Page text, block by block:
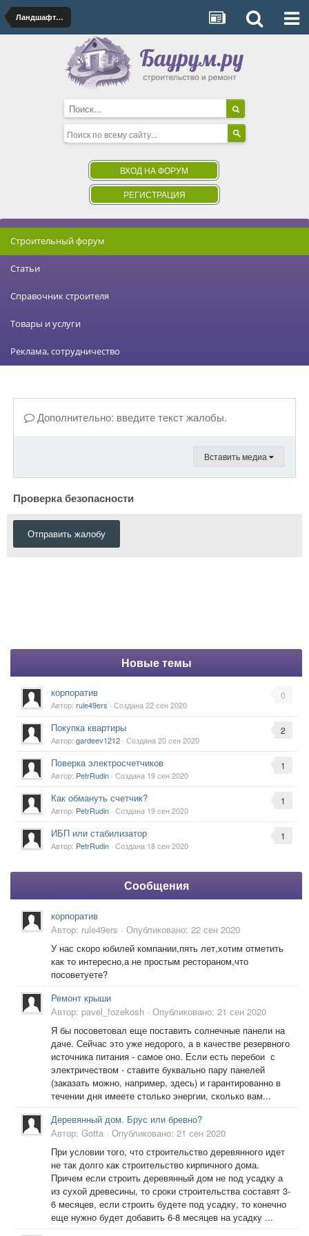
Ландшафтный дизайн
ВХОД НА ФОРУМ
РЕГИСТРАЦИЯ
Строительный форум
Статьи
Справочник строителя
Товары и услуги
Реклама, сотрудничество
Дополнительно: введите текст жалобы.
Вставить медиа
Проверка безопасности
Отправить жалобу
Новые темы
0
корпоратив
Автор: rule49ers · Создана22 сен 2020
2
Покупка квартиры
Автор: gardeev1212 · Создана20 сен 2020
1
Поверка электросчетчиков
Автор: PetrRudin · Создана 19 сен 2020
1
Как обмануть счетчик?
Автор: PetrRudin · Создана 19 сен 2020
1
ИБП или стабилизатор
Автор: PetrRudin · Создана 18 сен 2020
Сообщения
корпоратив
Автор: rule49ers · Опубликовано: 22 сен 2020
У нас скоро юбилей компании,пять лет,хотим отметить
как то интересно,а не простым рестораном,что
посоветуете?
Ремонт крыши
Автор: pavel_fozekosh · Опубликовано: 21 сен 2020
Я бы посоветовал еще поставить солнечные панели на
даче. Сейчас это уже недорого, а в качестве резервного
источника питания - самое оно. Если есть перебои с
электричеством - ставите буквально пару панелей
(заказать можно, например, здесь) и гарантированно в
течении дня имеете столько энергии, сколько вам...
Деревянный дом. Брус или бревно?
Автор: Gotta · Опубликовано: 21 сен 2020
При условии того, что строительство деревянного идет
не так долго как строительство кирпичного дома.
Причем если строить деревянный дом не под усадку а
из сухой древесины, то сроки строительства составят 3-
6 месяцев, если строить будете под усадку, то конечно
еще нужно будет добавить 6-8 месяцев на усадку ...